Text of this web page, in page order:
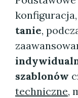
tanie,
szablonów
techniczne,